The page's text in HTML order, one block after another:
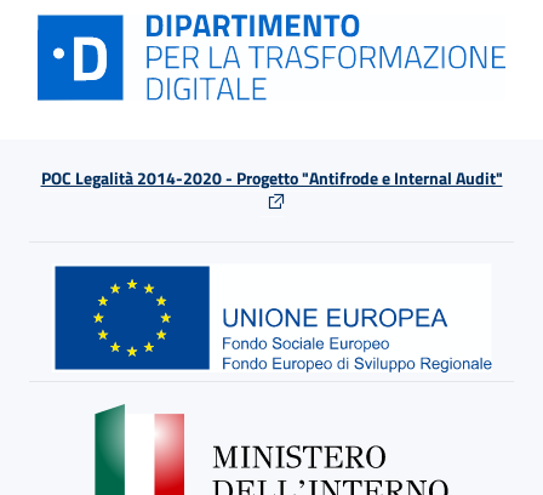
POC Legalità 2014-2020 - Progetto "Antifrode e Internal Audit"